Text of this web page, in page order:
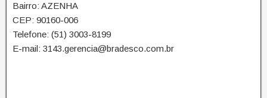
Bairro: AZENHA
CEP: 90160-006
Telefone: (51) 3003-8199
E-mail: 3143.gerencia@bradesco.com.br